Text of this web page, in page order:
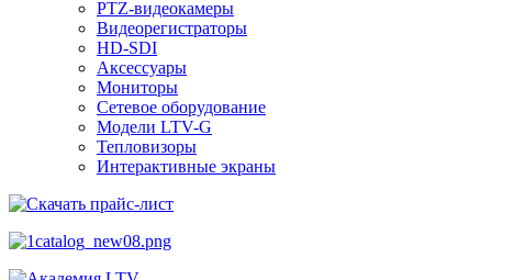
PTZ-видеокамеры
Видеорегистраторы
HD-SDI
Аксессуары
Мониторы
Сетевое оборудование
Модели LTV-G
Тепловизоры
Интерактивные экраны